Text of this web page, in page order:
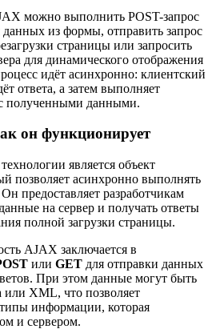
можно выполнить POST-запрос
данных из формы, отправить запрос
страницы или запросить
для динамического отображения
идёт асинхронно: клиентский
ответа, а затем выполняет
полученными данными.
он функционирует
является объект
позволяет асинхронно выполнять
предоставляет разработчикам
на сервер и получать ответы
полной загрузки страницы.
AJAX заключается в
или GET для отправки данных
При этом данные могут быть
или XML, что позволяет
информации, которая
и сервером.